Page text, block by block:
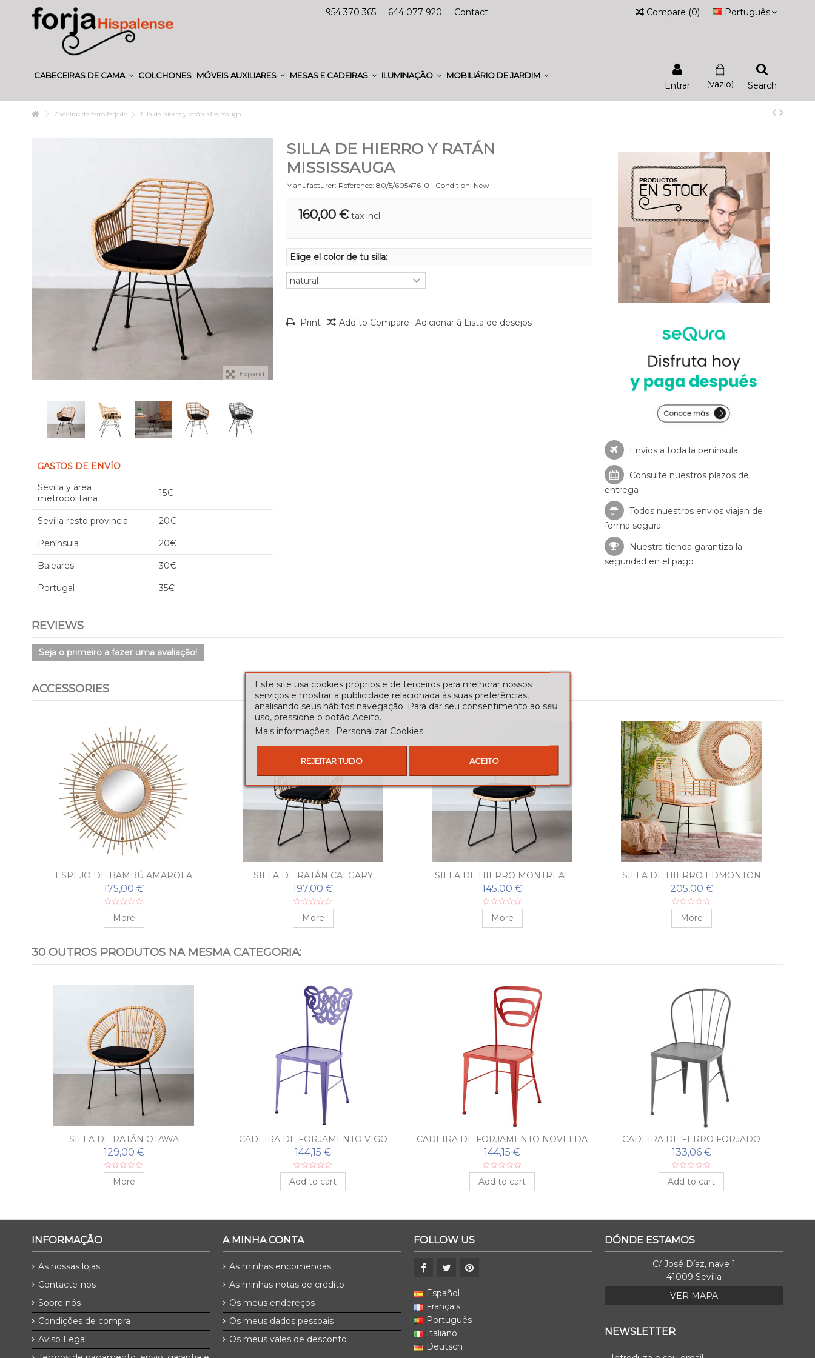
954 370 365 644 077 920 Contact Português
Compare (0)
CABECEIRAS DE CAMA COLCHONES MÓVEIS AUXILIARES MESAS E CADEIRAS ILUMINAÇÃO MOBILIÁRIO DE JARDIM
Search
(vazio)
Entrar
Cadeiras de ferro forjado Silla de hierro y ratán Mississauga
Expand
GASTOS DE ENVÍO
Sevilla y área
metropolitana
15€
Sevilla resto provincia 20€
Península 20€
Baleares 30€
Portugal 35€
SILLA DE HIERRO Y RATÁN
MISSISSAUGA
Manufacturer: Reference: 80/5/605476-0 Condition: New
160,00 € tax incl.
Elige el color de tu silla:
Print Add to Compare Adicionar à Lista de desejos
Envíos a toda la península
Consulte nuestros plazos de
entrega
Todos nuestros envios viajan de
forma segura
Nuestra tienda garantiza la
seguridad en el pago
REVIEWS
Seja o primeiro a fazer uma avaliação!
ACCESSORIES
ESPEJO DE BAMBÚ AMAPOLA
175,00 €
More
SILLA DE RATÁN CALGARY
197,00 €
More
SILLA DE HIERRO MONTREAL
145,00 €
More
SILLA DE HIERRO EDMONTON
205,00 €
More
30 OUTROS PRODUTOS NA MESMA CATEGORIA:
SILLA DE RATÁN OTAWA
129,00 €
More
CADEIRA DE FORJAMENTO VIGO
144,15 €
Add to cart
CADEIRA DE FORJAMENTO NOVELDA
144,15 €
Add to cart
CADEIRA DE FERRO FORJADO
INDUSTRIAL MADRID
133,06 €
Add to cart
INFORMAÇÃO
As nossas lojas
Contacte-nos
Sobre nós
Condições de compra
Aviso Legal
A MINHA CONTA
As minhas encomendas
As minhas notas de crédito
Os meus endereços
Os meus dados pessoais
Os meus vales de desconto
FOLLOW US
Español
Français
Português
Italiano
Deutsch
DÓNDE ESTAMOS
C/ José Díaz, nave 1
41009 Sevilla
VER MAPA
NEWSLETTER
Este site usa cookies próprios e de terceiros para melhorar nossos
serviços e mostrar a publicidade relacionada às suas preferências,
analisando seus hábitos navegação. Para dar seu consentimento ao seu
uso, pressione o botão Aceito.
Mais informações
Personalizar Cookies
REJEITAR TUDO ACEITO